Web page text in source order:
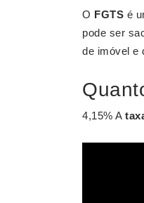
O FGTS é
pode ser
de imóvel e
4,15% A